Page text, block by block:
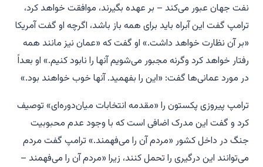
نفت جهان عبور می‌کند – بر عهده بگیرند، موافقت خواهد کرد،
ترامپ گفت این آبراه باید برای همه باز باشد، اگرچه او گفت آمریکا
«بر آن نظارت خواهد داشت.» او گفت که «عمان نیز مانند همه
رفتار خواهد کرد وگرنه مجبور می‌شویم آنها را نابود کنیم.» او بعداً
در مورد عمانی‌ها گفت: «این را بفهمید. آنها خوب خواهند بود.»
ترامپ پیروزی پکستون را «مقدمه انتخابات میان‌دوره‌ای» توصیف
کرد و گفت این مدرک اضافی است که با وجود عدم محبوبیت
جنگ در داخل کشور «مردم آن را می‌فهمند.» ترامپ گفت مردم
می‌توانند این درگیری را تحمل کنند، زیرا «مردم آن را می‌فهمند –